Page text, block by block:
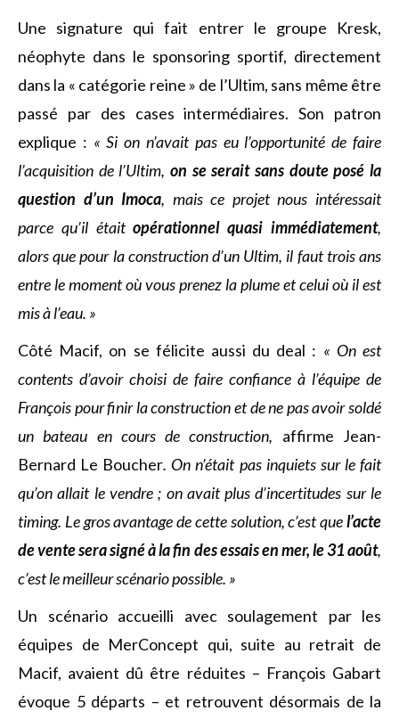
Une signature qui fait entrer le groupe Kresk,
néophyte dans le sponsoring sportif, directement
dans la « catégorie reine » de l’Ultim, sans même être
passé par des cases intermédiaires. Son patron
explique : « Si on n’avait pas eu l’opportunité de faire
l’acquisition de l’Ultim, on se serait sans doute posé la
question d’un Imoca, mais ce projet nous intéressait
parce qu’il étaitopérationnel quasi immédiatement,
alors que pour la construction d’un Ultim, il faut trois ans
entre le moment où vous prenez la plume et celui où il est
mis à l’eau. »
Côté Macif, on se félicite aussi du deal : « On est
contents d’avoir choisi de faire confiance à l’équipe de
François pour finir la construction et de ne pas avoir soldé
un bateau en cours de construction, affirme Jean-
Bernard Le Boucher. On n’était pas inquiets sur le fait
qu’on allait le vendre ; on avait plus d’incertitudes sur le
timing. Le gros avantage de cette solution, c’est quel’acte
de vente sera signé à la fin des essais en mer, le 31 août,
c’est le meilleur scénario possible. »
Un scénario accueilli avec soulagement par les
équipes de MerConcept qui, suite au retrait de
Macif, avaient dû être réduites – François Gabart
évoque 5 départs – et retrouvent désormais de la